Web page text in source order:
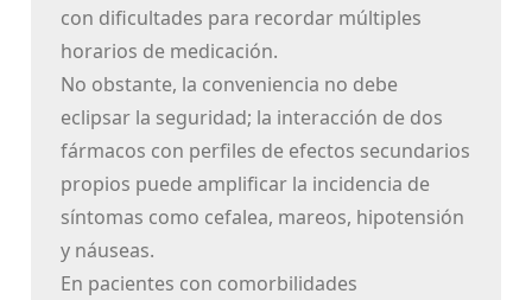
con dificultades para recordar múltiples
horarios de medicación.
No obstante, la conveniencia no debe
eclipsar la seguridad; la interacción de dos
fármacos con perfiles de efectos secundarios
propios puede amplificar la incidencia de
síntomas como cefalea, mareos, hipotensión
y náuseas.
En pacientes con comorbilidades